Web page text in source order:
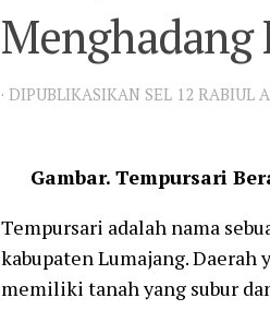
· DIPUBLIKASIKAN SEL 12 RABIUL
Gambar. Tempursari
Tempursari adalah nama
kabupaten Lumajang. Daerah
memiliki tanah yang subur